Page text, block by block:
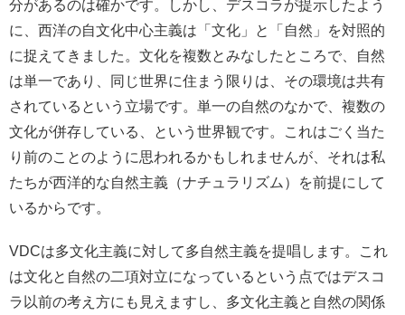
分があるのは確かです。しかし、デスコラが提示したよう
に、西洋の自文化中心主義は「文化」と「自然」を対照的
に捉えてきました。文化を複数とみなしたところで、自然
は単一であり、同じ世界に住まう限りは、その環境は共有
されているという立場です。単一の自然のなかで、複数の
文化が併存している、という世界観です。これはごく当た
り前のことのように思われるかもしれませんが、それは私
たちが西洋的な自然主義（ナチュラリズム）を前提にして
いるからです。
VDCは多文化主義に対して多自然主義を提唱します。これ
は文化と自然の二項対立になっているという点ではデスコ
ラ以前の考え方にも見えますし、多文化主義と自然の関係